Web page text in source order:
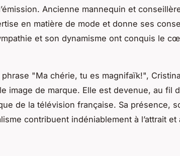
Ancienne mannequin et
en matière de mode et donne ses
et son dynamisme ont conquis le
"Ma chérie, tu es magnifaïk!",
image de marque. Elle est devenue, au fil
de la télévision française. Sa présence,
contribuent indéniablement à l’attrait et